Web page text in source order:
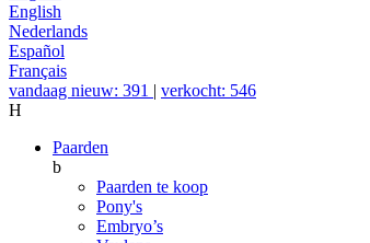
English
Nederlands
Español
Français
vandaag nieuw: 391 | verkocht: 546
H
Paarden
b
Paarden te koop
Pony's
Embryo’s